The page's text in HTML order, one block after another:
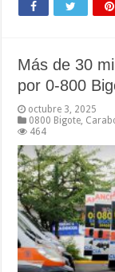
Más de 30
por 0-800
octubre 3, 2025
0800 Bigote,
464